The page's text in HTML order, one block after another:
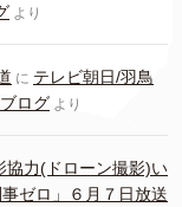
より
に テレビ朝日/羽鳥
ログ より
協力(ドローン撮影)い
ゼロ」６月７日放送